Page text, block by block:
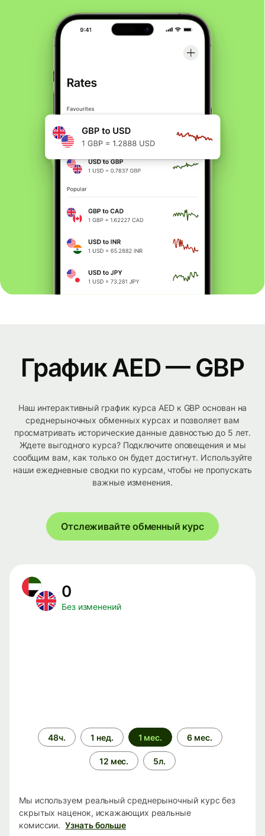
График AED — GBP
Наш интерактивный график курса AED к GBP основан на
среднерыночных обменных курсах и позволяет вам
просматривать исторические данные давностью до 5 лет.
Ждете выгодного курса? Подключите оповещения и мы
сообщим вам, как только он будет достигнут. Используйте
наши ежедневные сводки по курсам, чтобы не пропускать
важные изменения.
Отслеживайте обменный курс
0
Без изменений
Период
времени
48ч. 1 нед. 1 мес. 6 мес.
12 мес. 5л.
Мы используем реальный среднерыночный курс без
скрытых наценок, искажающих реальные
комиссии. Узнать больше